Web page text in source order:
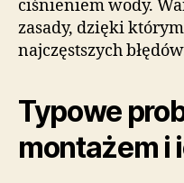
ciśnieniem wody.
zasady, dzięki
najczęstszych
Typowe
montażem i